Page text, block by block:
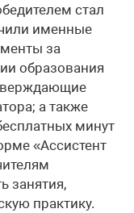
стал
именные
за
образования
а также
минут
«Ассистент
занятия,
практику.